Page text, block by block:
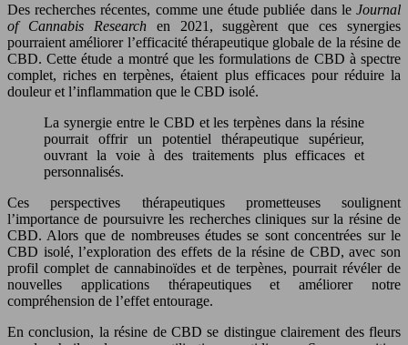
Des recherches récentes, comme une étude publiée dans le Journal
of Cannabis Researchen 2021, suggèrent que ces synergies
pourraient améliorer l’efficacité thérapeutique globale de la résine de
CBD. Cette étude a montré que les formulations de CBD à spectre
complet, riches en terpènes, étaient plus efficaces pour réduire la
douleur et l’inflammation que le CBD isolé.
La synergie entre le CBD et les terpènes dans la résine
pourrait offrir un potentiel thérapeutique supérieur,
ouvrant la voie à des traitements plus efficaces et
personnalisés.
Ces perspectives thérapeutiques prometteuses soulignent
l’importance de poursuivre les recherches cliniques sur la résine de
CBD. Alors que de nombreuses études se sont concentrées sur le
CBD isolé, l’exploration des effets de la résine de CBD, avec son
profil complet de cannabinoïdes et de terpènes, pourrait révéler de
nouvelles applications thérapeutiques et améliorer notre
compréhension de l’effet entourage.
En conclusion, la résine de CBD se distingue clairement des fleurs